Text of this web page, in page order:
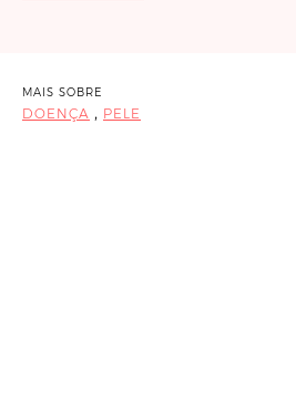
MAIS SOBRE
DOENÇA , PELE